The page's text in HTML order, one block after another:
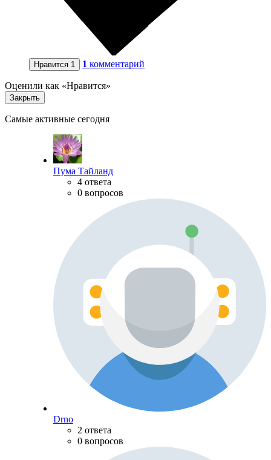
Нравится 1 1 комментарий
Оценили как «Нравится»
Закрыть
Самые активные сегодня
Пума Тайланд
4 ответа
0 вопросов
Drno
2 ответа
0 вопросов